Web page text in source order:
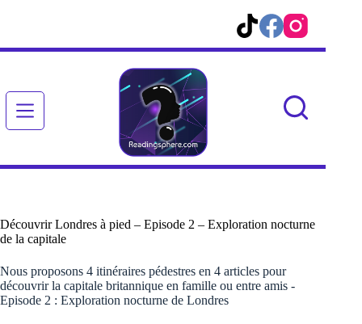
Découvrir Londres à pied – Episode 2 – Exploration nocturne
de la capitale
Nous proposons 4 itinéraires pédestres en 4 articles pour
découvrir la capitale britannique en famille ou entre amis -
Episode 2 : Exploration nocturne de Londres